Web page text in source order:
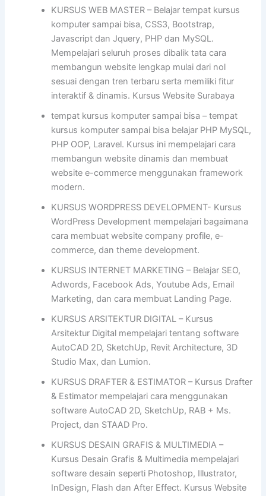
KURSUS WEB MASTER – Belajar tempat kursus
komputer sampai bisa, CSS3, Bootstrap,
Javascript dan Jquery, PHP dan MySQL.
Mempelajari seluruh proses dibalik tata cara
membangun website lengkap mulai dari nol
sesuai dengan tren terbaru serta memiliki fitur
interaktif & dinamis. Kursus Website Surabaya
tempat kursus komputer sampai bisa – tempat
kursus komputer sampai bisa belajar PHP MySQL,
PHP OOP, Laravel. Kursus ini mempelajari cara
membangun website dinamis dan membuat
website e-commerce menggunakan framework
modern.
KURSUS WORDPRESS DEVELOPMENT- Kursus
WordPress Development mempelajari bagaimana
cara membuat website company profile, e-
commerce, dan theme development.
KURSUS INTERNET MARKETING – Belajar SEO,
Adwords, Facebook Ads, Youtube Ads, Email
Marketing, dan cara membuat Landing Page.
KURSUS ARSITEKTUR DIGITAL – Kursus
Arsitektur Digital mempelajari tentang software
AutoCAD 2D, SketchUp, Revit Architecture, 3D
Studio Max, dan Lumion.
KURSUS DRAFTER & ESTIMATOR – Kursus Drafter
& Estimator mempelajari cara menggunakan
software AutoCAD 2D, SketchUp, RAB + Ms.
Project, dan STAAD Pro.
KURSUS DESAIN GRAFIS & MULTIMEDIA –
Kursus Desain Grafis & Multimedia mempelajari
software desain seperti Photoshop, Illustrator,
InDesign, Flash dan After Effect. Kursus Website